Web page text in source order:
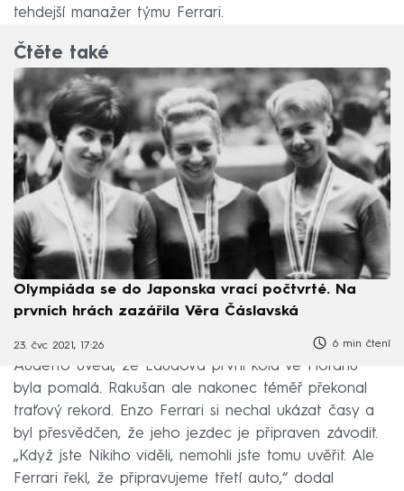
tehdejší manažer týmu Ferrari.
Čtěte také
Olympiáda se do Japonska vrací počtvrté. Na
prvních hrách zazářila Věra Čáslavská
23. čvc 2021, 17:26 6 min čtení
Audetto uvedl, že Laudova první kola ve Fioranu
byla pomalá. Rakušan ale nakonec téměř překonal
traťový rekord. Enzo Ferrari si nechal ukázat časy a
byl přesvědčen, že jeho jezdec je připraven závodit.
„Když jste Nikiho viděli, nemohli jste tomu uvěřit. Ale
Ferrari řekl, že připravujeme třetí auto,“ dodal